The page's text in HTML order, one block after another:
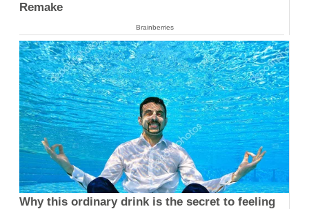
Remake
Brainberries
Why this ordinary drink is the secret to feeling